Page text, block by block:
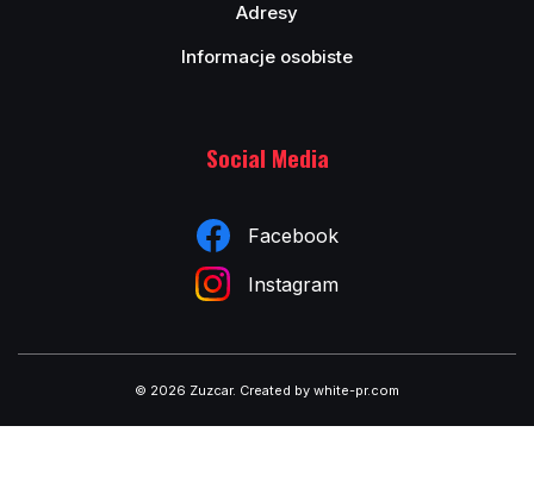
Adresy
Informacje osobiste
Social Media
Facebook
Instagram
© 2026 Zuzcar. Created by white-pr.com